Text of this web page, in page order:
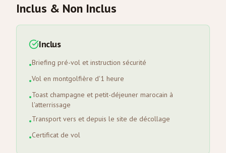
Inclus & Non Inclus
Inclus
•Briefing pré-vol et instruction sécurité
•Vol en montgolfière d'1 heure
•Toast champagne et petit-déjeuner marocain à
l'atterrissage
•Transport vers et depuis le site de décollage
•Certificat de vol